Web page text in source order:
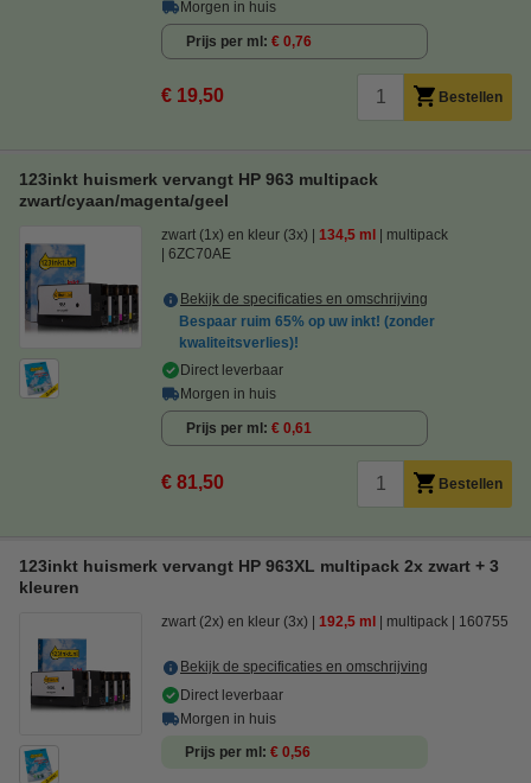
Morgen in huis
Prijs per ml € 0,76
€ 19,50 Bestellen
123inkt huismerk vervangt HP 963 multipack
zwart/cyaan/magenta/geel
zwart (1x) en kleur (3x) 134,5 ml
multipack
6ZC70AE
Bekijk de specificaties en omschrijving
Bespaar ruim 65% op uw inkt! (zonder
kwaliteitsverlies)!
Direct leverbaar
Morgen in huis
Prijs per ml € 0,61
€ 81,50 Bestellen
123inkt huismerk vervangt HP 963XL multipack 2x zwart + 3
kleuren
zwart (2x) en kleur (3x) 192,5 ml multipack 160755
Bekijk de specificaties en omschrijving
Direct leverbaar
Morgen in huis
Prijs per ml € 0,56